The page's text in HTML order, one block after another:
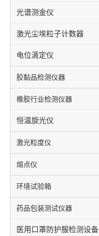
光谱测金仪
激光尘埃粒子计数器
电位滴定仪
胶黏品检测仪器
橡胶行业检测仪器
恒温旋光仪
激光粒度仪
熔点仪
环境试验箱
药品包装测试仪器
医用口罩防护服检测设备